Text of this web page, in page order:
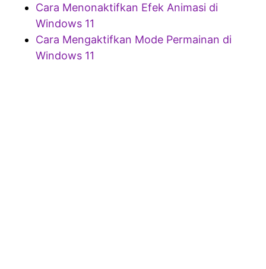
Cara Menonaktifkan Efek Animasi di
Windows 11
Cara Mengaktifkan Mode Permainan di
Windows 11